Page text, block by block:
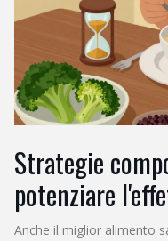
Strategie
potenziare
Anche il miglior alimento